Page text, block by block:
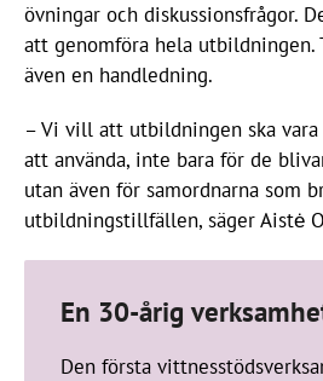
övningar och diskussionsfrågor.
att genomföra hela
även en handledning.
– Vi vill att utbildningen ska
att använda, inte bara för de
utan även för samordnarna som
utbildningstillfällen, säger Aistė
En 30-årig
Den första